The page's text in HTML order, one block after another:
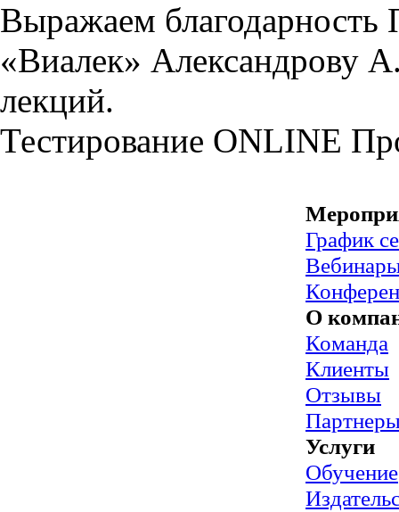
Выражаем благодарность
«Виалек» Александрову
лекций.
Тестирование ONLINE
График
О
Команда
Клиенты
Отзывы
Услуги
Обучение